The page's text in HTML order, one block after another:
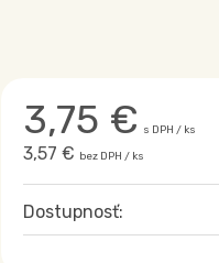
3,75 € s DPH / ks
3,57 € bez DPH / ks
Dostupnosť: